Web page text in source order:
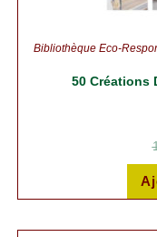
Bibliothèque Éco-
50 Créations